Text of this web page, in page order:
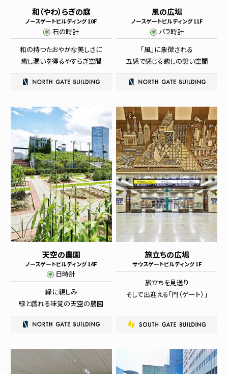
和（やわ）らぎの庭
ノースゲートビルディング 10F
石の時計
和の持つたおやかな美しさに
癒し潤いを得るやすらぎ空間
風の広場
ノースゲートビルディング 11F
バラ時計
「風」に象徴される
五感で感じる癒しの憩い空間
天空の農園
ノースゲートビルディング 14F
日時計
緑に親しみ
緑と戯れる味覚の天空の農園
旅立ちの広場
サウスゲートビルディング 1F
旅立ちを見送り
そして出迎える「門（ゲート）」